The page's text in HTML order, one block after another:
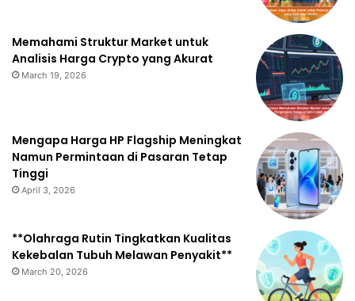
Memahami Struktur Market untuk
Analisis Harga Crypto yang Akurat
March 19, 2026
Mengapa Harga HP Flagship Meningkat
Namun Permintaan di Pasaran Tetap
Tinggi
April 3, 2026
**Olahraga Rutin Tingkatkan Kualitas
Kekebalan Tubuh Melawan Penyakit**
March 20, 2026